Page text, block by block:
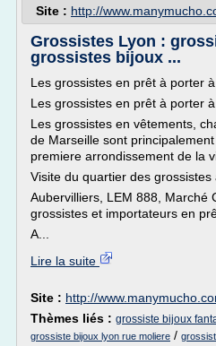
Site : http://
Grossistes Lyon :
grossistes bijoux ...
Les grossistes en prêt à porter
Les grossistes en prêt à porter
Les grossistes en vêtements,
de Marseille sont
premiere arrondissement de la
Visite du quartier des grossistes
Aubervilliers, LEM 888, Marché
grossistes et importateurs en
A...
Lire la suite
Site : http://
Thèmes liés : grossiste bijoux
grossiste bijoux lyon rue moliere /